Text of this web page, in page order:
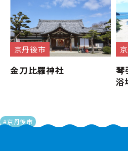
#京丹後市
京丹後市
金刀比羅神社
琴
浴